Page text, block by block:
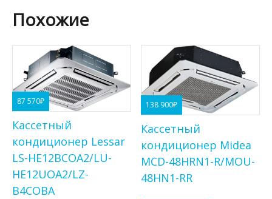
Похожие
87 570₽
Кассетный
кондиционер Lessar
LS-HE12BCOA2/LU-
HE12UOA2/LZ-
B4COBA
138 900₽
Кассетный
кондиционер Midea
MCD-48HRN1-R/MOU-
48HN1-RR